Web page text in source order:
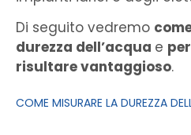
Di seguito vedremo
durezza dell’acqua e
risultare vantaggioso.
COME MISURARE LA DUREZZA